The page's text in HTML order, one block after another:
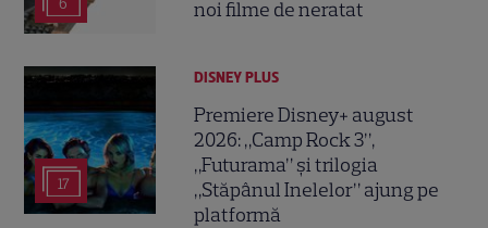
6
noi filme de neratat
17
DISNEY PLUS
Premiere Disney+ august
2026: „Camp Rock 3”,
„Futurama” și trilogia
„Stăpânul Inelelor” ajung pe
platformă